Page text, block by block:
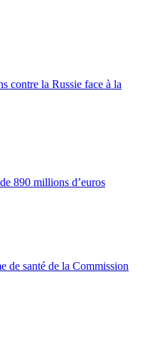
contre la Russie face à la
890 millions d’euros
de santé de la Commission